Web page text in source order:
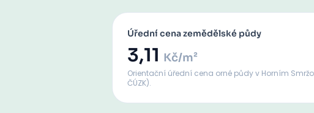
Úřední cena zemědělské půdy
3,11 Kč/m²
Orientační úřední cena orné půdyv Horním
ČÚZK).